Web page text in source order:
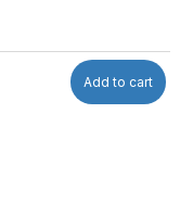
Add to cart